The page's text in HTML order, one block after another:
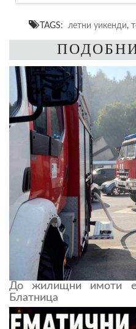
TAGS: летни уикенди,
До жилищни имоти е
Блатница